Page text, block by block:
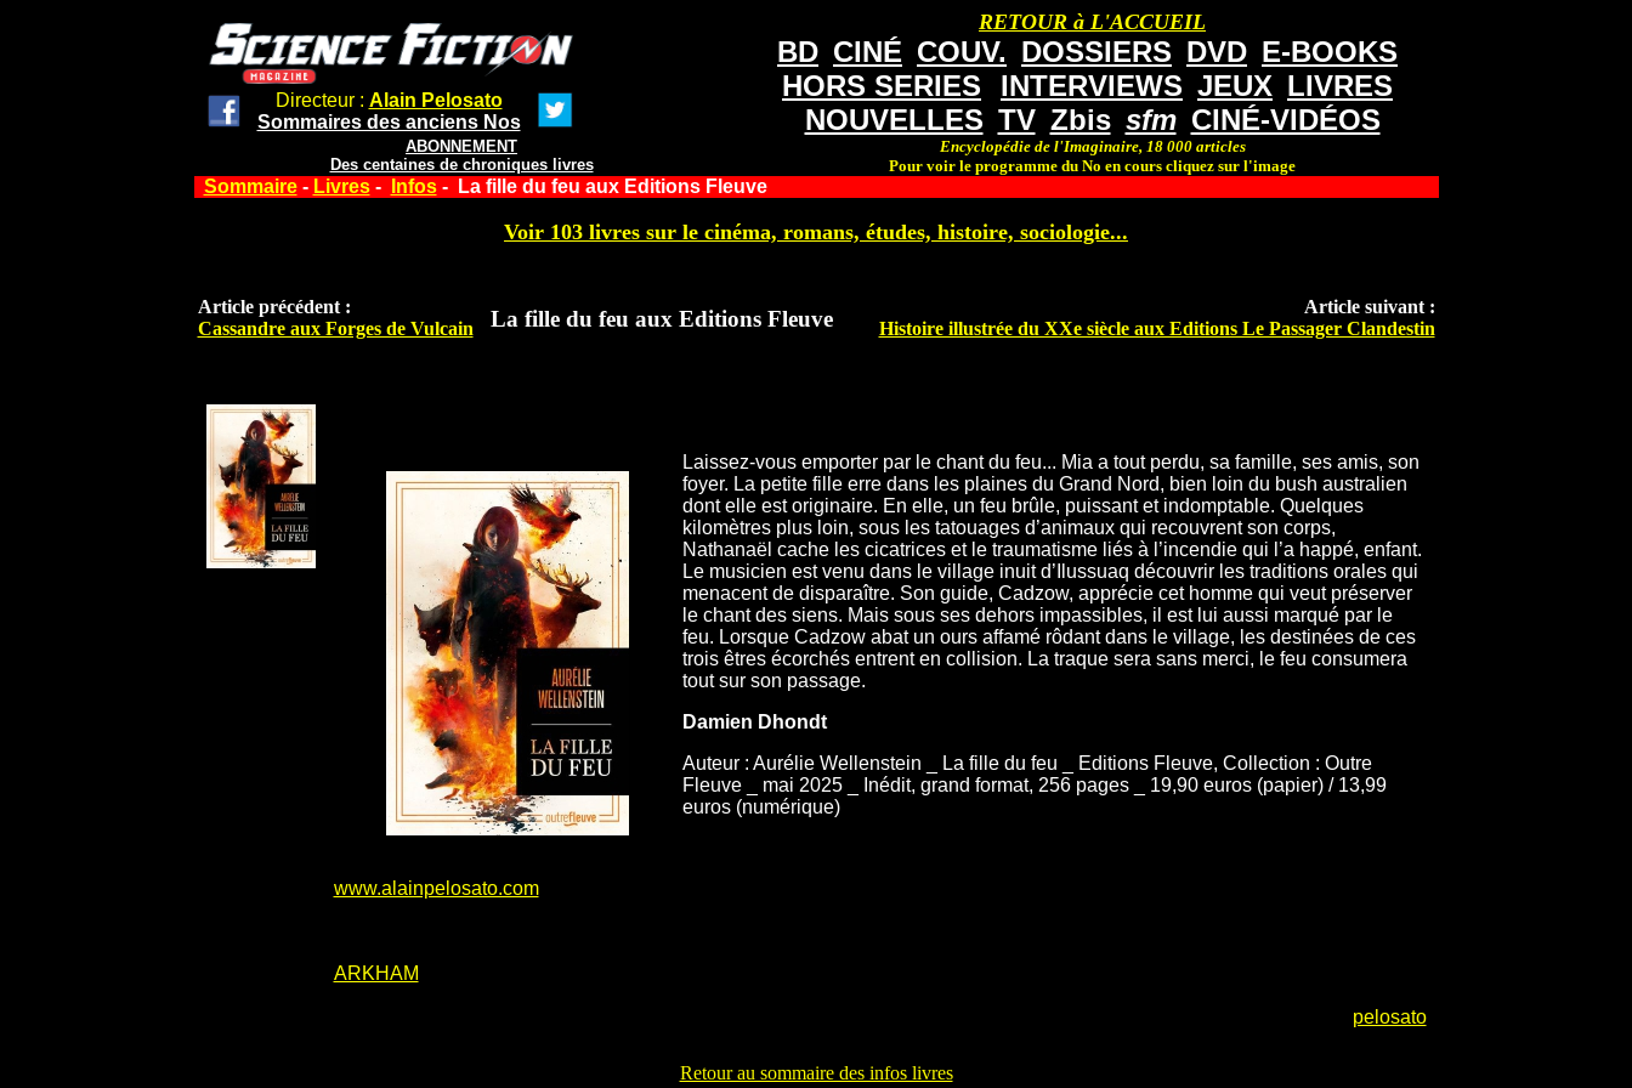
Directeur : Alain Pelosato
Sommaires des anciens Nos
ABONNEMENT
Des centaines de chroniques livres
RETOUR à L'ACCUEIL
BD CINÉ COUV. DOSSIERS DVD E-BOOKS
HORS SERIES
INTERVIEWS JEUX LIVRES
NOUVELLES TV Zbis sfm CINÉ-VIDÉOS
Encyclopédie de l'Imaginaire, 18 000 articles
Pour voir le programme du No en cours cliquez sur l'image
Sommaire- Livres- Infos- La fille du feu aux Editions Fleuve
Voir 103 livres sur le cinéma, romans, études, histoire, sociologie...
Article précédent :
Cassandre aux Forges de Vulcain
La fille du feu aux Editions Fleuve
Article suivant :
Histoire illustrée du XXe siècle aux Editions Le Passager Clandestin
Laissez-vous emporter par le chant du feu... Mia a tout perdu, sa famille, ses amis, son
foyer. La petite fille erre dans les plaines du Grand Nord, bien loin du bush australien
dont elle est originaire. En elle, un feu brûle, puissant et indomptable. Quelques
kilomètres plus loin, sous les tatouages d’animaux qui recouvrent son corps,
Nathanaël cache les cicatrices et le traumatisme liés à l’incendie qui l’a happé, enfant.
Le musicien est venu dans le village inuit d’Ilussuaq découvrir les traditions orales qui
menacent de disparaître. Son guide, Cadzow, apprécie cet homme qui veut préserver
le chant des siens. Mais sous ses dehors impassibles, il est lui aussi marqué par le
feu. Lorsque Cadzow abat un ours affamé rôdant dans le village, les destinées de ces
trois êtres écorchés entrent en collision. La traque sera sans merci, le feu consumera
tout sur son passage.
Damien Dhondt
Auteur : Aurélie Wellenstein _ La fille du feu _ Editions Fleuve, Collection : Outre
Fleuve _ mai 2025 _ Inédit, grand format, 256 pages _ 19,90 euros (papier) / 13,99
euros (numérique)
www.alainpelosato.com
ARKHAM
pelosato
Retour au sommaire des infos livres